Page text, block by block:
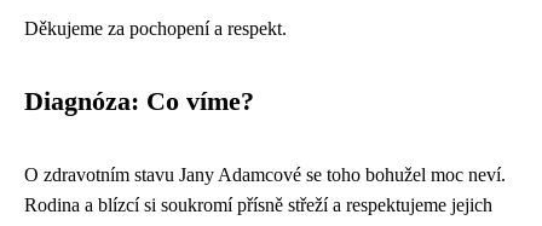
Děkujeme za pochopení a respekt.
Diagnóza: Co víme?
O zdravotním stavu Jany Adamcové se toho bohužel moc neví.
Rodina a blízcí si soukromí přísně střeží a respektujeme jejich